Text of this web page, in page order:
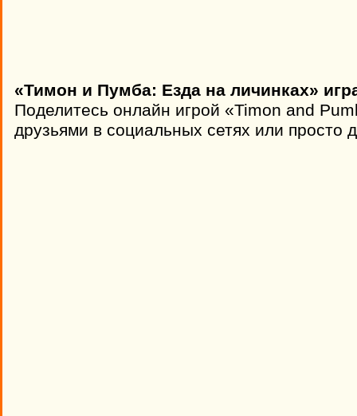
«Тимон и Пумба: Езда на личинках»
Поделитесь онлайн игрой «Timon and
друзьями в социальных сетях или просто